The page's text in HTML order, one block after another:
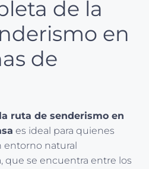
de la
en
de
ruta de senderismo en
es ideal para quienes
natural
que se encuentra entre los